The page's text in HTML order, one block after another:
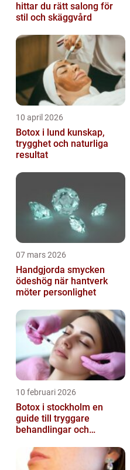
hittar du rätt salong för
stil och skäggvård
10 april 2026
Botox i lund kunskap,
trygghet och naturliga
resultat
07 mars 2026
Handgjorda smycken
ödeshög när hantverk
möter personlighet
10 februari 2026
Botox i stockholm en
guide till tryggare
behandlingar och